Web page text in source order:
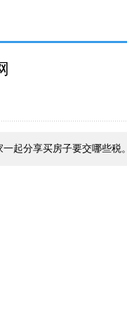
起分享买房子要交哪些税。